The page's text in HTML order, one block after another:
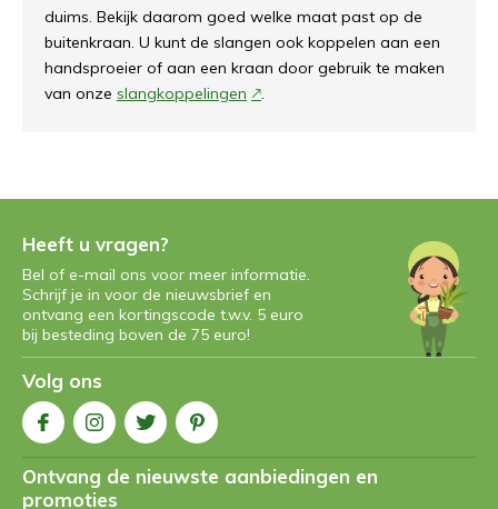
duims. Bekijk daarom goed welke maat past op de
buitenkraan. U kunt de slangen ook koppelen aan een
handsproeier of aan een kraan door gebruik te maken
van onze slangkoppelingen .
Heeft u vragen?
Bel of e-mail ons voor meer informatie.
Schrijf je in voor de nieuwsbrief en
ontvang een kortingscode t.w.v. 5 euro
bij besteding boven de 75 euro!
Volg ons
Ontvang de nieuwste aanbiedingen en
promoties